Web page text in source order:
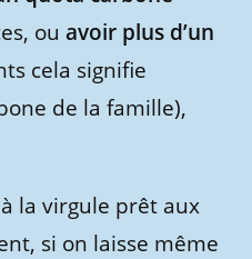
ouavoir plus d’un
cela signifie
de la famille),
à la virgule prêt aux
si on laisse même